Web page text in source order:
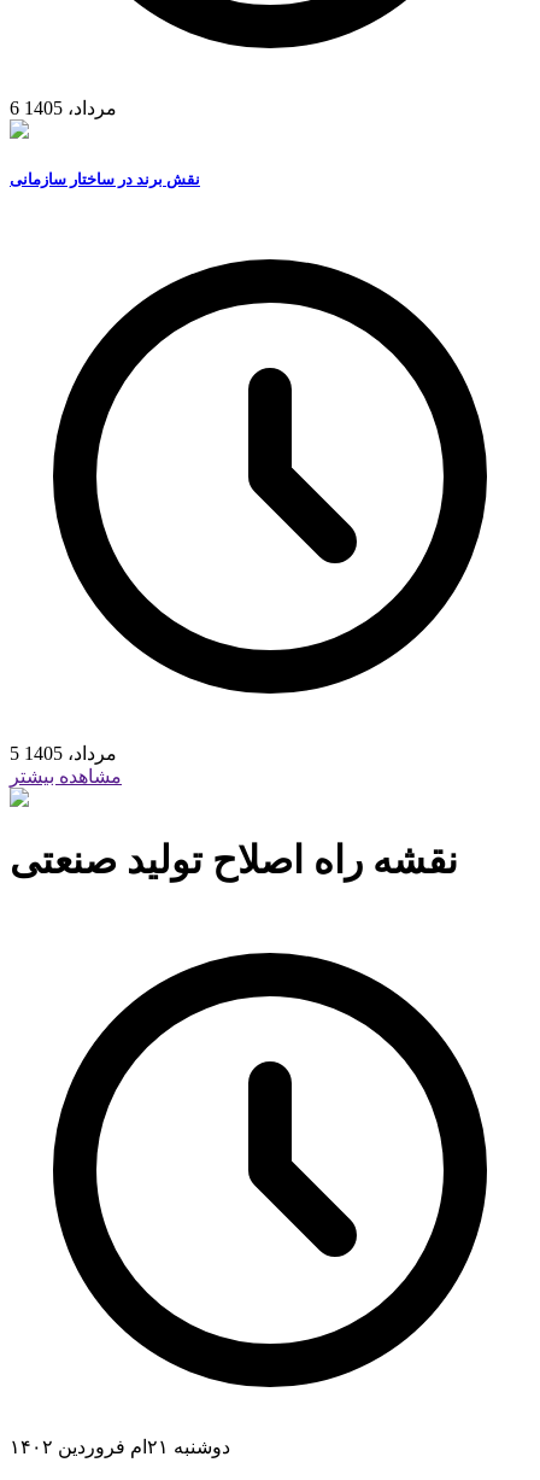
6 مرداد، 1405
نقش برند در ساختار سازمانی
5 مرداد، 1405
مشاهده بیشتر
نقشه راه اصلاح تولید صنعتی
دوشنبه ۲۱ام فروردین ۱۴۰۲